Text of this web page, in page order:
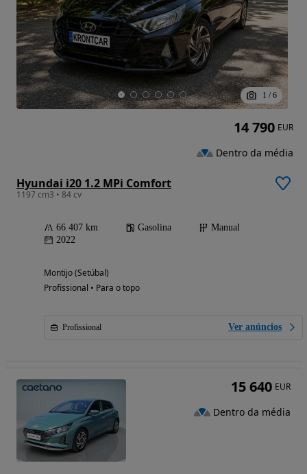
1 / 6
Hyundai i20 1.2 MPi Comfort
1197 cm3 • 84 cv
66 407 km Gasolina
Manual
2022
Montijo (Setúbal)
Profissional • Para o topo
Profissional Ver anúncios
14 790 EUR
Dentro da média
15 640 EUR
Dentro da média